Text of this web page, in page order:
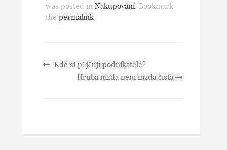
was posted in Nakupování . Bookmark
the permalink
Kde si půjčují podnikatelé?
Hrubá mzda není mzda čistá